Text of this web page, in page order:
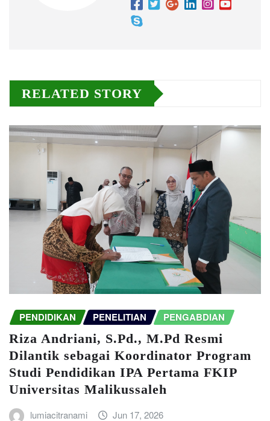
RELATED STORY
PENDIDIKAN PENELITIAN PENGABDIAN
Riza Andriani, S.Pd., M.Pd Resmi
Dilantik sebagai Koordinator Program
Studi Pendidikan IPA Pertama FKIP
Universitas Malikussaleh
lumiacitranami Jun 17, 2026